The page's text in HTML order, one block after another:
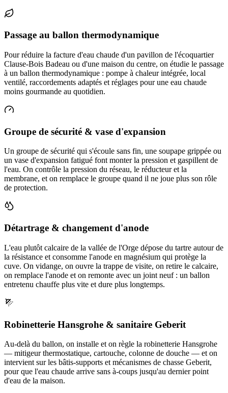
Passage au ballon thermodynamique
Pour réduire la facture d'eau chaude d'un pavillon de l'écoquartier
Clause-Bois Badeau ou d'une maison du centre, on étudie le passage
à un ballon thermodynamique : pompe à chaleur intégrée, local
ventilé, raccordements adaptés et réglages pour une eau chaude
moins gourmande au quotidien.
Groupe de sécurité & vase d'expansion
Un groupe de sécurité qui s'écoule sans fin, une soupape grippée ou
un vase d'expansion fatigué font monter la pression et gaspillent de
l'eau. On contrôle la pression du réseau, le réducteur et la
membrane, et on remplace le groupe quand il ne joue plus son rôle
de protection.
Détartrage & changement d'anode
L'eau plutôt calcaire de la vallée de l'Orge dépose du tartre autour de
la résistance et consomme l'anode en magnésium qui protège la
cuve. On vidange, on ouvre la trappe de visite, on retire le calcaire,
on remplace l'anode et on remonte avec un joint neuf : un ballon
entretenu chauffe plus vite et dure plus longtemps.
Robinetterie Hansgrohe & sanitaire Geberit
Au-delà du ballon, on installe et on règle la robinetterie Hansgrohe
— mitigeur thermostatique, cartouche, colonne de douche — et on
intervient sur les bâtis-supports et mécanismes de chasse Geberit,
pour que l'eau chaude arrive sans à-coups jusqu'au dernier point
d'eau de la maison.